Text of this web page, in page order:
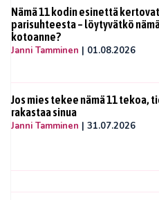
Nämä 11 kodin esinettä
parisuhteesta – löytyvätkö
kotoanne?
Janni Tamminen | 01.08.2026
Jos mies tekee nämä 11 tekoa,
rakastaa sinua
Janni Tamminen | 31.07.2026